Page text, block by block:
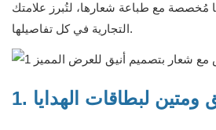
مُخصصة مع طباعة شعارها، لتُبرز علامتك
التجارية في كل تفاصيلها.
ومتين لبطاقات الهدايا